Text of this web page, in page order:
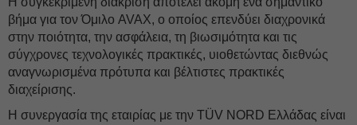
βήμα για τον Όμιλο AVAX, ο οποίος επενδύει διαχρονικά
στην ποιότητα, την ασφάλεια, τη βιωσιμότητα και τις
σύγχρονες τεχνολογικές πρακτικές, υιοθετώντας διεθνώς
αναγνωρισμένα πρότυπα και βέλτιστες πρακτικές
διαχείρισης.
Η συνεργασία της εταιρίας με την TÜV NORD Ελλάδας είναι